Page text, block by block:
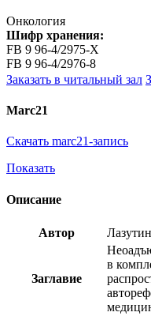
Онкология
Шифр хранения:
FB 9 96-4/2975-X
FB 9 96-4/2976-8
Заказать в читальный зал
Marc21
Скачать marc21-запись
Показать
Описание
Автор
Заглавие
в